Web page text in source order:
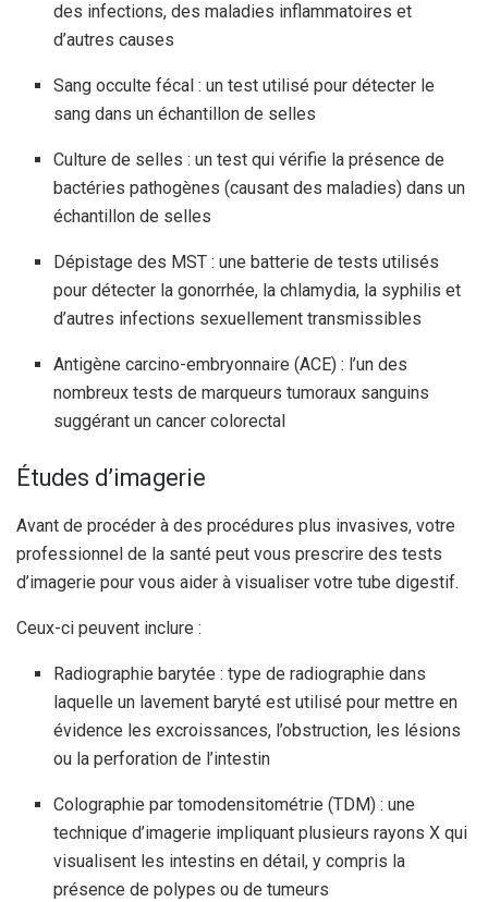
des infections, des maladies inflammatoires et
d’autres causes
Sang occulte fécal : un test utilisé pour détecter le
sang dans un échantillon de selles
Culture de selles : un test qui vérifie la présence de
bactéries pathogènes (causant des maladies) dans un
échantillon de selles
Dépistage des MST : une batterie de tests utilisés
pour détecter la gonorrhée, la chlamydia, la syphilis et
d’autres infections sexuellement transmissibles
Antigène carcino-embryonnaire (ACE) : l’un des
nombreux tests de marqueurs tumoraux sanguins
suggérant un cancer colorectal
Études d’imagerie
Avant de procéder à des procédures plus invasives, votre
professionnel de la santé peut vous prescrire des tests
d’imagerie pour vous aider à visualiser votre tube digestif.
Ceux-ci peuvent inclure :
Radiographie barytée : type de radiographie dans
laquelle un lavement baryté est utilisé pour mettre en
évidence les excroissances, l’obstruction, les lésions
ou la perforation de l’intestin
Colographie par tomodensitométrie (TDM) : une
technique d’imagerie impliquant plusieurs rayons X qui
visualisent les intestins en détail, y compris la
présence de polypes ou de tumeurs